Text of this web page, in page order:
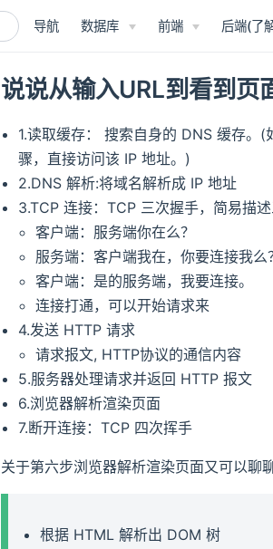
导航 数据库 前端 后端(了
说说从输入URL到看到页
1.读取缓存： 搜索自身的 DNS 缓存。
骤，直接访问该 IP 地址。)
2.DNS 解析:将域名解析成 IP 地址
3.TCP 连接：TCP 三次握手，简易描
客户端：服务端你在么？
服务端：客户端我在，你要连接我么
客户端：是的服务端，我要连接。
连接打通，可以开始请求来
4.发送 HTTP 请求
请求报文, HTTP协议的通信内容
5.服务器处理请求并返回 HTTP 报文
6.浏览器解析渲染页面
7.断开连接：TCP 四次挥手
关于第六步浏览器解析渲染页面又可以聊
根据 HTML 解析出 DOM 树